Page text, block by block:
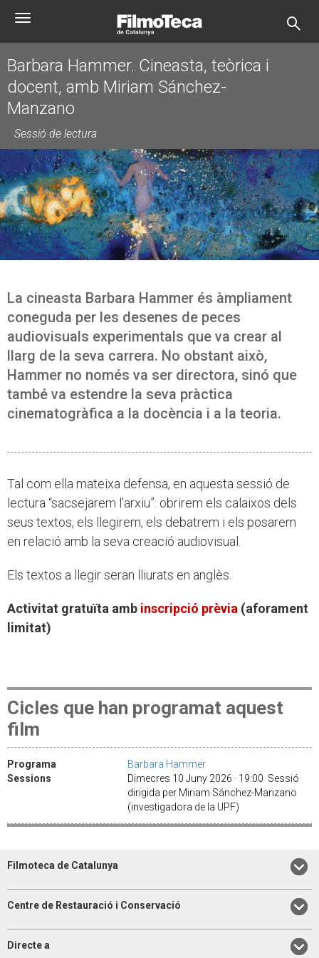
Toggle
Barbara Hammer. Cineasta, teòrica i
docent, amb Miriam Sánchez-
Manzano
Sessió de lectura
La cineasta Barbara Hammer és àmpliament
coneguda per les desenes de peces
audiovisuals experimentals que va crear al
llarg de la seva carrera. No obstant això,
Hammer no només va ser directora, sinó que
també va estendre la seva pràctica
cinematogràfica a la docència i a la teoria.
Tal com ella mateixa defensa, en aquesta sessió de
lectura “sacsejarem l’arxiu”: obrirem els calaixos dels
seus textos, els llegirem, els debatrem i els posarem
en relació amb la seva creació audiovisual.
Els textos a llegir seran lliurats en anglès.
Activitat gratuïta amb inscripció prèvia (aforament
limitat)
Cicles que han programat aquest
film
Programa
Barbara Hammer
Sessions
Dimecres 10 Juny 2026 · 19:00 Sessió
dirigida per Miriam Sánchez-Manzano
(investigadora de la UPF)
Filmoteca de Catalunya
Centre de Restauració i Conservació
Directe a